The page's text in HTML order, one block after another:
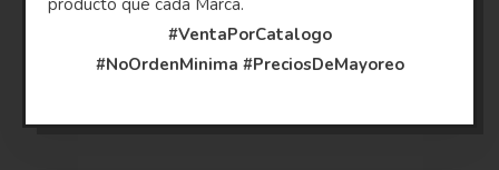
#VentaPorCatalogo
#NoOrdenMinima #PreciosDeMayoreo